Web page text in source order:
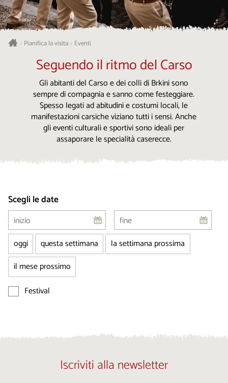
> Pianifica la visita > Eventi
Seguendo il ritmo del Carso
Gli abitanti del Carso e dei colli di Brkini sono
sempre di compagnia e sanno come festeggiare.
Spesso legati ad abitudini e costumi locali, le
manifestazioni carsiche viziano tutti i sensi. Anche
gli eventi culturali e sportivi sono ideali per
assaporare le specialità caserecce.
Scegli le date
oggi questa settimana
la settimana prossima
il mese prossimo
Festival
Iscriviti alla newsletter